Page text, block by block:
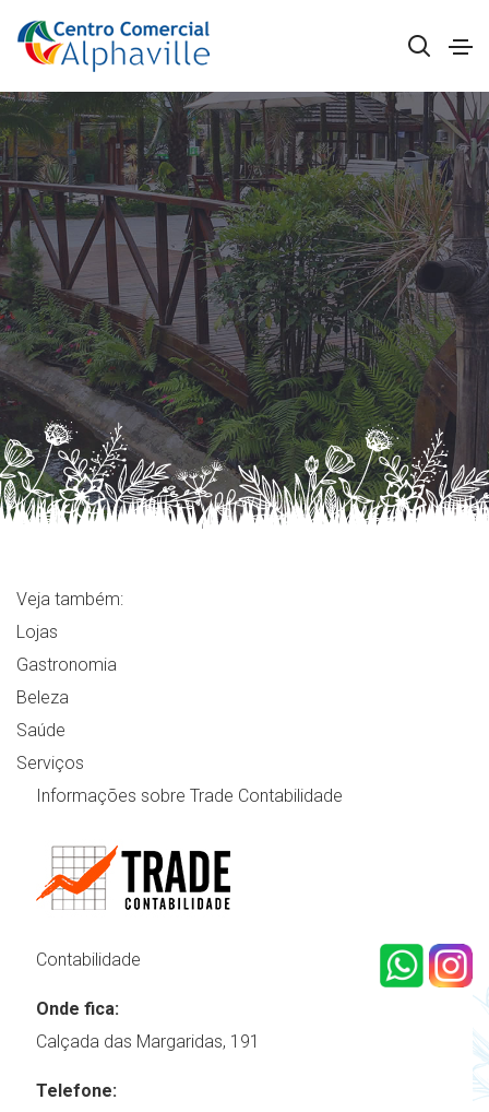
Veja também:
Lojas
Gastronomia
Beleza
Saúde
Serviços
Informações sobre Trade Contabilidade
Contabilidade
Onde fica:
Calçada das Margaridas, 191
Telefone: